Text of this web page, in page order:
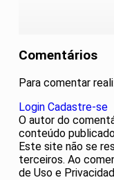
Comentários
Para comentar
Login Cadastre-se
O autor do
conteúdo
Este site não se
terceiros. Ao
de Uso e